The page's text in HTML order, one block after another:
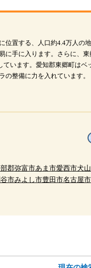
位置する、人口約4.4万人
に手に入ります。さらに、
ています。愛知郡東郷町は
の整備に力を入れています。
郡弥富市あま市愛西市犬
市みよし市豊田市名古屋市